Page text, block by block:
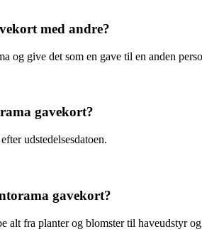
med andre?
og give det som en gave til en anden
gavekort?
udstedelsesdatoen.
gavekort?
alt fra planter og blomster til haveudstyr